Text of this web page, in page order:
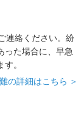
連絡ください。紛
った場合に、早急
。
の詳細はこちら ＞